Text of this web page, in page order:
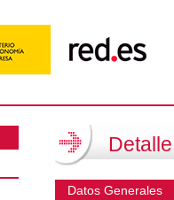
Datos Generales